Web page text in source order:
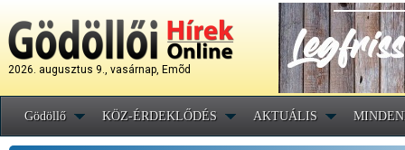
2026. augusztus 9., vasárnap, Emõd
Gödöllő KÖZ-ÉRDEKLŐDÉS AKTUÁLIS